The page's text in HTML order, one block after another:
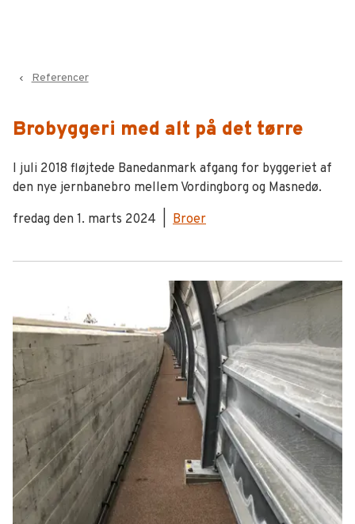
navigate_before Referencer
Brobyggeri med alt på det tørre
I juli 2018 fløjtede Banedanmark afgang for byggeriet af
den nye jernbanebro mellem Vordingborg og Masnedø.
fredag den 1. marts 2024
Broer